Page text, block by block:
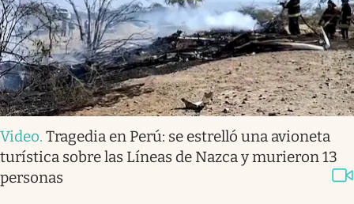
Video. Tragedia en Perú: se estrelló una avioneta
turística sobre las Líneas de Nazca y murieron 13
personas